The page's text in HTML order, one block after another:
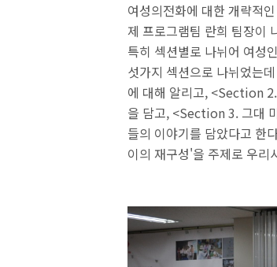
여성의전화에 대한 개략적
제 프로그램팀 란희 팀장이
특히 섹션별로 나뉘어 여성
섯가지 섹션으로 나뉘었는
에 대해 알리고, <Section
을 담고, <Section 3. 그대
들의 이야기를 담았다고 한
이의 재구성'을 주제로 우리